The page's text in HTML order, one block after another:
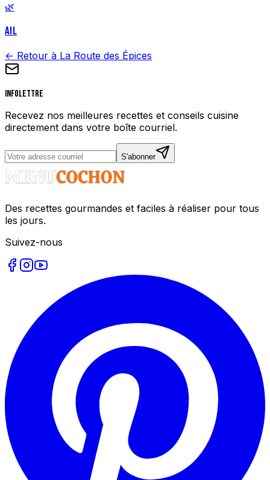
🌿
AIL
← Retour à La Route des Épices
Infolettre
Recevez nos meilleures recettes et conseils cuisine
directement dans votre boîte courriel.
S'abonner
Des recettes gourmandes et faciles à réaliser pour tous
les jours.
Suivez-nous